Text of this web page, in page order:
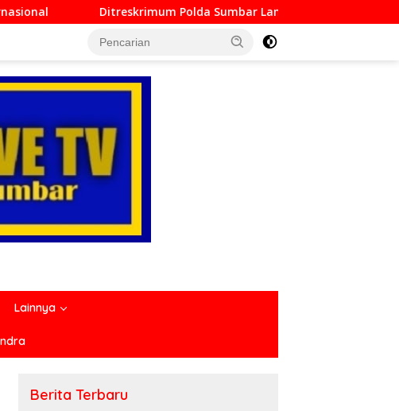
Polda Sumbar Lampaui Target, Operasi Pekat dan Sikat Singgalang
Lainnya
Berita Terbaru